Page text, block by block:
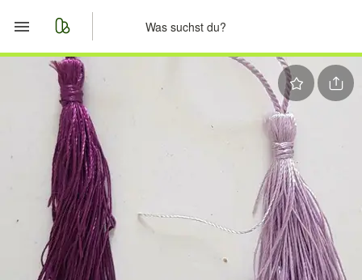
Start
Merkliste
Nachrichten
Anzeige aufgeben